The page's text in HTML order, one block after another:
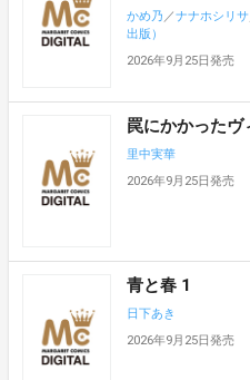
かめ乃 ／ナナホシリサ
出版）
2026年9月25日発売
罠にかかったヴ
里中実華
2026年9月25日発売
青と春 1
日下あき
2026年9月25日発売